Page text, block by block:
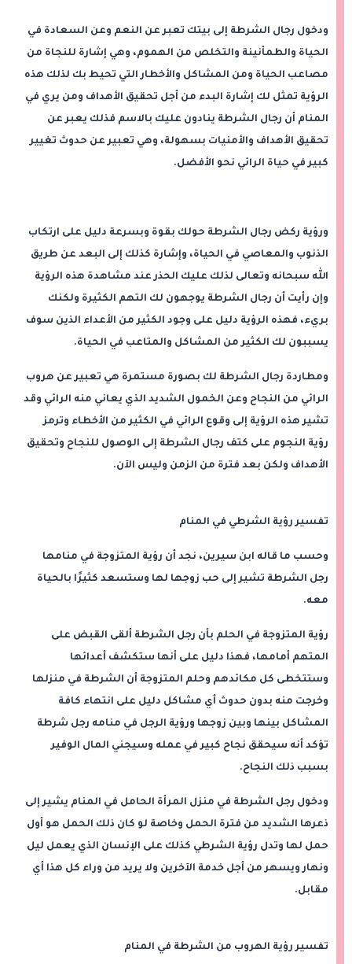
ودخول رجال الشرطة إلى بيتك تعبر عن النعم وعن السعادة في
الحياة والطمأنينة والتخلص من الهموم، وهي إشارة للنجاة من
مصاعب الحياة ومن المشاكل والأخطار التي تحيط بك لذلك هذه
الرؤية تمثل لك إشارة البدء من أجل تحقيق الأهداف ومن يري في
المنام أن رجال الشرطة ينادون عليك بالاسم فذلك يعبر عن
تحقيق الأهداف والأمنيات بسهولة، وهي تعبير عن حدوث تغيير
كبير في حياة الرائي نحو الأفضل.
ورؤية ركض رجال الشرطة حولك بقوة وبسرعة دليل على ارتكاب
الذنوب والمعاصي في الحياة، وإشارة كذلك إلى البعد عن طريق
الله سبحانه وتعالى لذلك عليك الحذر عند مشاهدة هذه الرؤية
وإن رأيت أن رجال الشرطة يوجهون لك التهم الكثيرة ولكنك
بريء، فهذه الرؤية دليل على وجود الكثير من الأعداء الذين سوف
يسببون لك الكثير من المشاكل والمتاعب في الحياة.
ومطاردة رجال الشرطة لك بصورة مستمرة هي تعبير عن هروب
الرائي من النجاح وعن الخمول الشديد الذي يعاني منه الرائي وقد
تشير هذه الرؤية إلى وقوع الرائي في الكثير من الأخطاء وترمز
رؤية النجوم على كتف رجال الشرطة إلى الوصول للنجاح وتحقيق
الأهداف ولكن بعد فترة من الزمن وليس الآن.
تفسير رؤية الشرطي في المنام
وحسب ما قاله ابن سيرين، نجد أن رؤية المتزوجة في منامها
رجل الشرطة تشير إلى حب زوجها لها وستسعد كثيرًا بالحياة
معه.
رؤية المتزوجة في الحلم بأن رجل الشرطة ألقى القبض على
المتهم أمامها، فهذا دليل على أنها ستكشف أعدائها
وستتخطى كل مكائدهم وحلم المتزوجة أن الشرطة في منزلها
وخرجت منه بدون حدوث أي مشاكل دليل على انتهاء كافة
المشاكل بينها وبين زوجها ورؤية الرجل في منامه رجل شرطة
تؤكد أنه سيحقق نجاح كبير في عمله وسيجني المال الوفير
بسبب ذلك النجاح.
ودخول رجل الشرطة في منزل المرأة الحامل في المنام يشير إلى
ذعرها الشديد من فترة الحمل وخاصة لو كان ذلك الحمل هو أول
حمل لها وتدل رؤية الشرطي كذلك على الإنسان الذي يعمل ليل
ونهار ويسهر من أجل خدمة الآخرين ولا يريد من وراء كل هذا أي
مقابل.
تفسير رؤية الهروب من الشرطة في المنام